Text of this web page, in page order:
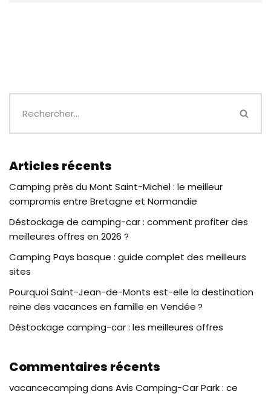
Articles récents
Camping près du Mont Saint-Michel : le meilleur
compromis entre Bretagne et Normandie
Déstockage de camping-car : comment profiter des
meilleures offres en 2026 ?
Camping Pays basque : guide complet des meilleurs
sites
Pourquoi Saint-Jean-de-Monts est-elle la destination
reine des vacances en famille en Vendée ?
Déstockage camping-car : les meilleures offres
Commentaires récents
vacancecamping dans Avis Camping-Car Park : ce